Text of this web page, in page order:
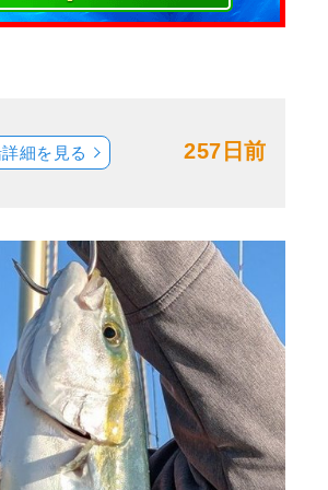
257日前
細を見る